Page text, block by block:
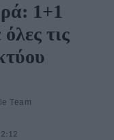
1+1
τις
Team